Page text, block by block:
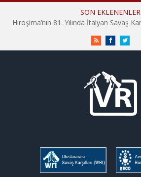
SON EKLENENLER
RSS FacebookTwitter